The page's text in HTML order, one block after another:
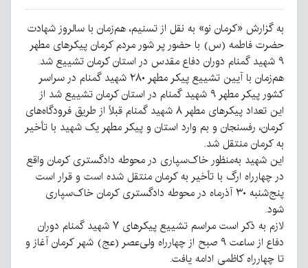
به گزارش «کرمان نو» به نقل از تسنیم، هم‌زمان با سالروز شهادت
حضرت فاطمه (س) با حضور پر شور مردم کرمان پیکرهای مطهر
۹ شهید گمنام دوران دفاع مقدس در استان کرمان تشییع شد.
هم‌زمان با آیین تشییع پیکر مطهر ۲۸۰ شهید گمنام در سراسر
کشور پیکر مطهر ۹ شهید گمنام در استان کرمان تشییع شد از
این تعداد پیکرهای مطهر ۸ شهید گمنام قبلاً از طریق فرودگاه‌های
کرمان، رفسنجان و بم وارد استان و پیکر مطهر یک شهید با تأخیر
به کرمان منتقل شد.
این شهید به‌منظور خاک‌سپاری در محوطه دادگستری کرمان واقع
در چهارراه ارگ با تأخیر به کرمان منتقل شده است و قرار است
پنج‌شنبه ۳۰ آذرماه در محوطه دادگستری کرمان خاک‌سپاری
شود.
لازم به ذکر است مراسم تشییع پیکرهای ۷ شهید گمنام دوران
دفاع از ساعت ۹ صبح از چهارراه ولی‌عصر (عج) شهر کرمان آغاز و
تا چهارراه کاظمی ادامه یافت.